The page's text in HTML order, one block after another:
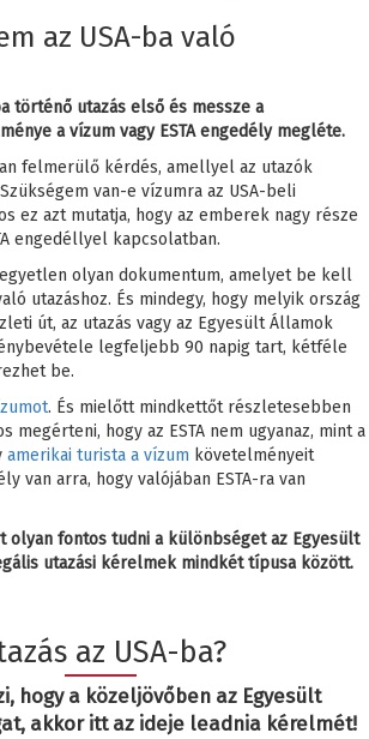
az USA-ba való
történő utazás első és messze a
a vízum vagy ESTA engedély megléte.
felmerülő kérdés, amellyel az utazók
van-e vízumra az USA-beli
ez azt mutatja, hogy az emberek nagy része
engedéllyel kapcsolatban.
olyan dokumentum, amelyet be kell
utazáshoz. És mindegy, hogy melyik ország
út, az utazás vagy az Egyesült Államok
legfeljebb 90 napig tart, kétféle
be.
. És mielőtt mindkettőt részletesebben
megérteni, hogy az ESTA nem ugyanaz, mint a
amerikai turista a vízum követelményeit
van arra, hogy valójában ESTA-ra van
olyan fontos tudni a különbséget az Egyesült
utazási kérelmek mindkét típusa között.
az USA-ba?
hogy a közeljövőben az Egyesült
akkor itt az ideje leadnia kérelmét!